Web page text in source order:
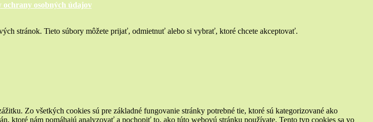
ochrany osobných údajov
stránok. Tieto súbory môžete prijať, odmietnuť alebo si vybrať, ktoré chcete akceptovať.
Zo všetkých cookies sú pre základné fungovanie stránky potrebné tie, ktoré sú kategorizované ako
ktoré nám pomáhajú analyzovať a pochopiť to, ako túto webovú stránku používate. Tento typ cookies sa vo